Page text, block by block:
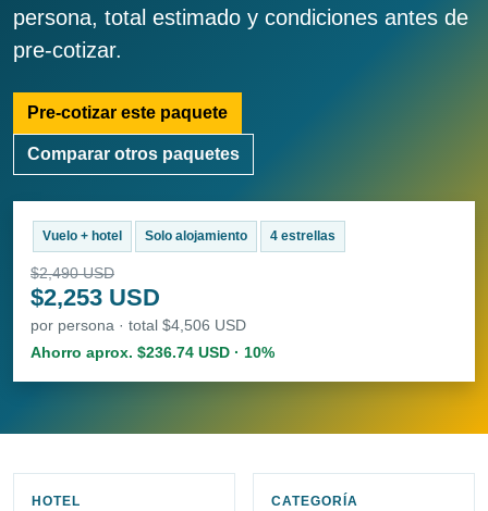
persona, total estimado y condiciones antes de
pre-cotizar.
Pre-cotizar este paquete
Comparar otros paquetes
Vuelo + hotel Solo alojamiento 4 estrellas
$2,490 USD
$2,253 USD
por persona · total $4,506 USD
Ahorro aprox. $236.74 USD · 10%
HOTEL CATEGORÍA